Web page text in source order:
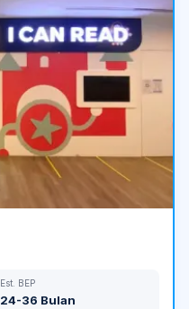
Est. BEP
24-36 Bulan